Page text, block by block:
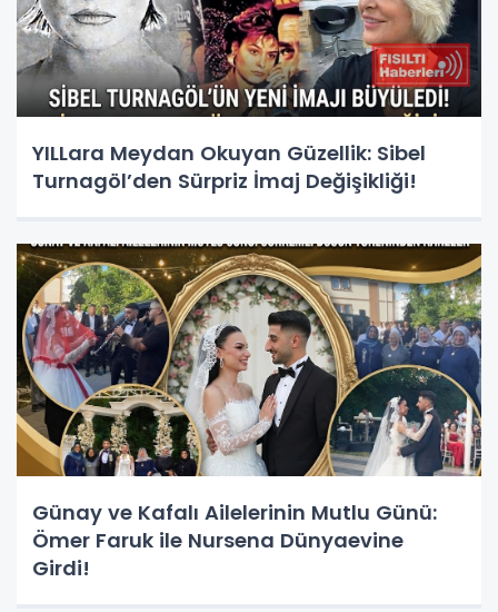
YILLara Meydan Okuyan Güzellik: Sibel
Turnagöl’den Sürpriz İmaj Değişikliği!
Günay ve Kafalı Ailelerinin Mutlu Günü:
Ömer Faruk ile Nursena Dünyaevine
Girdi!